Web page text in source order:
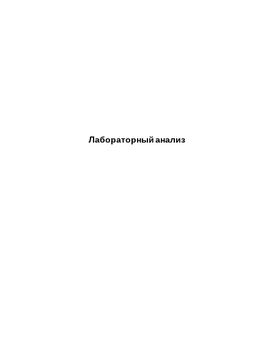
Лабораторный анализ